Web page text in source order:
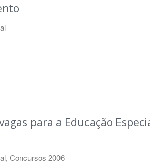
para a Educação
, Concursos 2006